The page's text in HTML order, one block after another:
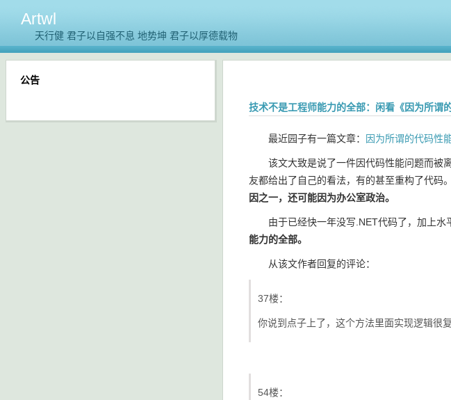
Artwl
天行健 君子以自强不息 地势坤 君子以厚德载物
技术不是工程师能力的全部：闲看《因为所谓
最近园子有一篇文章： 因为所谓的代码性
该文大致是说了一件因代码性能问题而被离
友都给出了自己的看法，有的甚至重构了代码
因之一，还可能因为办公室政治。
由于已经快一年没写.NET代码了，加上水
能力的全部。
从该文作者回复的评论：
37楼：
你说到点子上了，这个方法里面实现逻辑很
54楼：
公告